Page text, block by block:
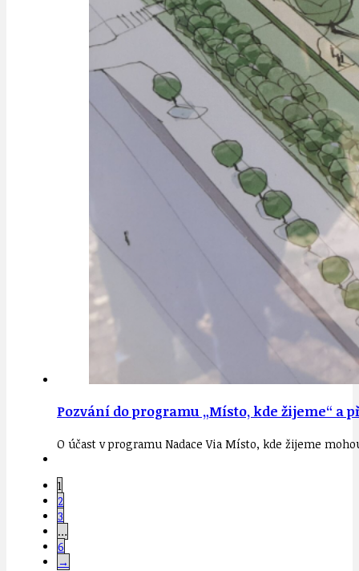
Pozvání do programu „Místo, kde žijeme“ a
O účast v programu Nadace Via Místo, kde žijeme
1
2
3
…
6
→